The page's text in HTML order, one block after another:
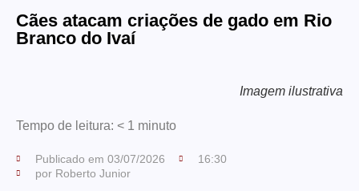
Cães atacam criações de gado em Rio
Branco do Ivaí
Imagem ilustrativa
Tempo de leitura: < 1 minuto
Publicado em 03/07/2026
16:30
por Roberto Junior